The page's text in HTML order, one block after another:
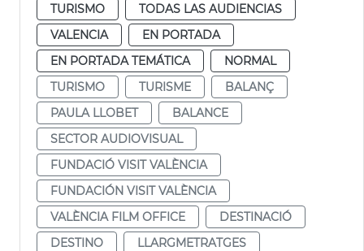
TURISMO
TODAS LAS AUDIENCIAS
VALENCIA
EN PORTADA
EN PORTADA TEMÁTICA
NORMAL
TURISMO
TURISME
BALANÇ
PAULA LLOBET
BALANCE
SECTOR AUDIOVISUAL
FUNDACIÓ VISIT VALÈNCIA
FUNDACIÓN VISIT VALÈNCIA
VALÈNCIA FILM OFFICE
DESTINACIÓ
DESTINO
LLARGMETRATGES